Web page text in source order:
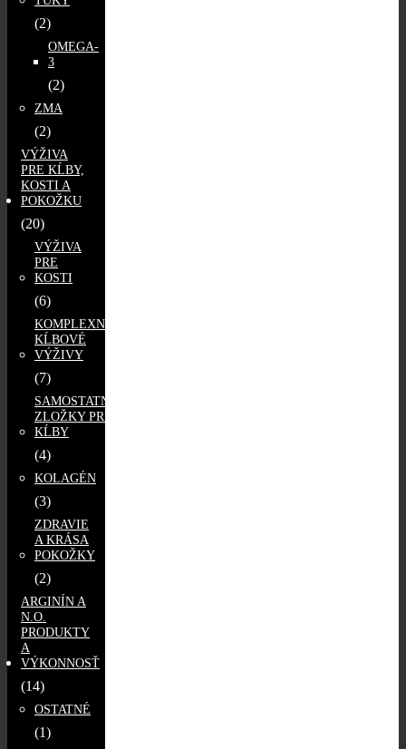
(2)
OMEGA-
3
(2)
ZMA
(2)
VÝŽIVA
PRE KĹBY,
KOSTI A
POKOŽKU
(20)
VÝŽIVA
PRE
KOSTI
(6)
KOMPLEXNÉ
KĹBOVÉ
VÝŽIVY
(7)
SAMOSTATNÉ
ZLOŽKY PRE
KĹBY
(4)
KOLAGÉN
(3)
ZDRAVIE
A KRÁSA
POKOŽKY
(2)
ARGINÍN A
N.O.
PRODUKTY
A
VÝKONNOSŤ
(14)
OSTATNÉ
(1)